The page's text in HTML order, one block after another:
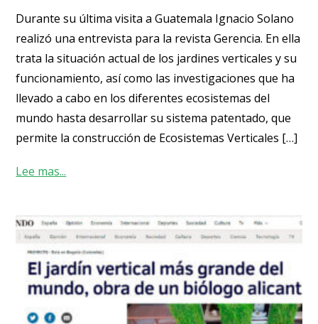
Durante su última visita a Guatemala Ignacio Solano
realizó una entrevista para la revista Gerencia. En ella
trata la situación actual de los jardines verticales y su
funcionamiento, así como las investigaciones que ha
llevado a cabo en los diferentes ecosistemas del
mundo hasta desarrollar su sistema patentado, que
permite la construcción de Ecosistemas Verticales […]
Lee mas...